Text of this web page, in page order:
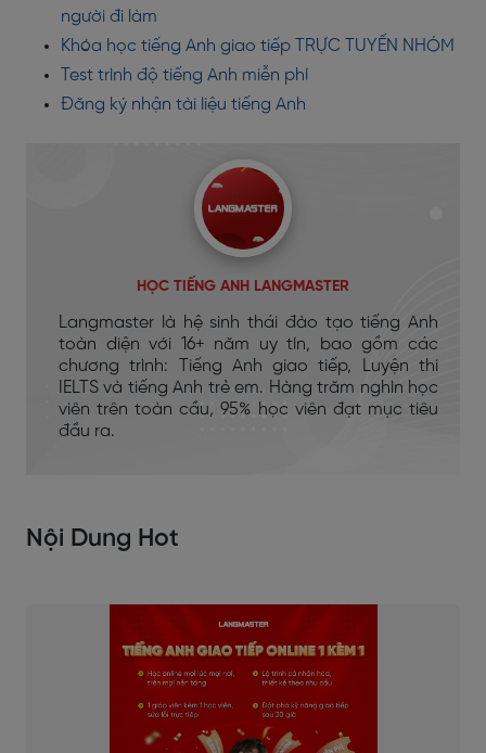
người đi làm
Khóa học tiếng Anh giao tiếp TRỰC TUYẾN NHÓM
Test trình độ tiếng Anh miễn phí
Đăng ký nhận tài liệu tiếng Anh
HỌC TIẾNG ANH LANGMASTER
Langmaster là hệ sinh thái đào tạo tiếng Anh
toàn diện với 16+ năm uy tín, bao gồm các
chương trình: Tiếng Anh giao tiếp, Luyện thi
IELTS và tiếng Anh trẻ em. Hàng trăm nghìn học
viên trên toàn cầu, 95% học viên đạt mục tiêu
đầu ra.
Nội Dung Hot